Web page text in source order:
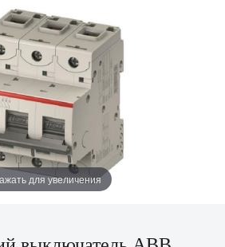
для увеличения